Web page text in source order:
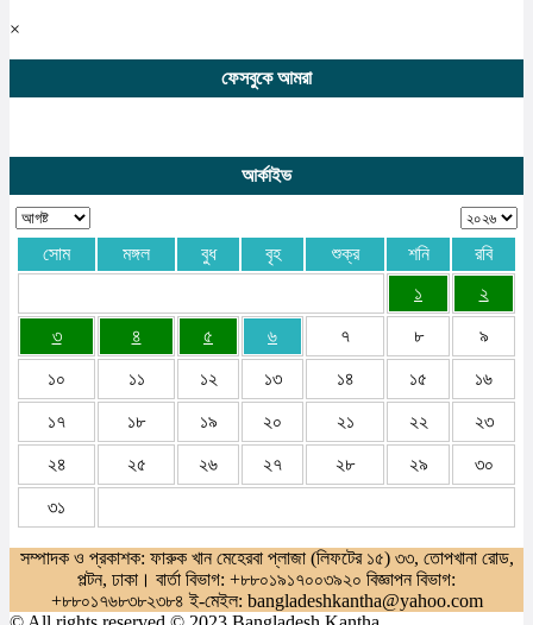
×
ফেসবুকে আমরা
আর্কাইভ
সোম মঙ্গল বুধ বৃহ শুক্র শনি
রবি
১
২
৩ ৪ ৫ ৬ ৭ ৮ ৯
১০ ১১ ১২ ১৩ ১৪ ১৫ ১৬
১৭ ১৮ ১৯ ২০ ২১ ২২ ২৩
২৪ ২৫ ২৬ ২৭ ২৮ ২৯ ৩০
৩১
সম্পাদক ও প্রকাশক: ফারুক খান মেহেরবা প্লাজা (লিফটের ১৫) ৩৩, তোপখানা রোড,
পল্টন, ঢাকা। বার্তা বিভাগ: +৮৮০১৯১৭০০৩৯২০ বিজ্ঞাপন বিভাগ:
+৮৮০১৭৬৮৩৮২৩৮৪ ই-মেইল: bangladeshkantha@yahoo.com